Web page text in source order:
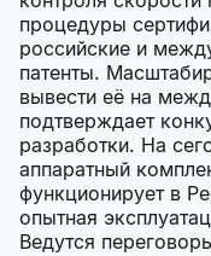
процедуры
российские и
патенты.
вывести её на
подтверждает
разработки. На
аппаратный
функционирует в
опытная
Ведутся